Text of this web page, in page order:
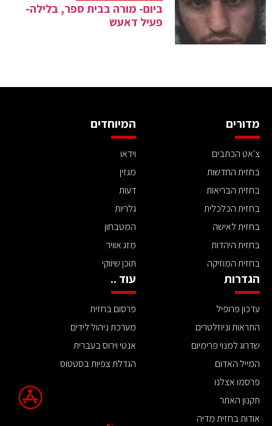
ביום- מורה בבית ספר, בלילה-
פעיל דאעש
מדורים
צ'אט הכתבים
בחזית החדשות
בחזית הבריאות
בחזית הכלכלית
בחזית לאישה
בחזית היהדות
בחזית המוזיקה
המיוחדים
וידאו
מגזין
דעות
גלריות
המטבחון
מזג אוויר
תוכן שיווקי
הגדרות
עדכון פרופיל
התראות וניוזלטרים
שדרוג למנוי פרימיום
המייל האדום
פרסמו אצלנו
תקנון האתר
אודות בחזית מדיה
עוד ..
פרסום בחזית
מערכת ניהול לידים
אנטי וירוס בעברית
הגדלת צפיות בסטטוס